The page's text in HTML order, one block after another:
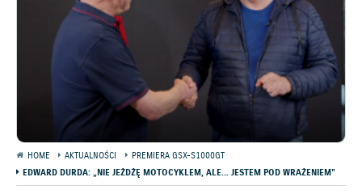
HOME AKTUALNOŚCI
PREMIERA GSX-S1000GT
EDWARD DURDA: „NIE JEŻDŻĘ MOTOCYKLEM, ALE… JESTEM POD WRAŻENIEM”